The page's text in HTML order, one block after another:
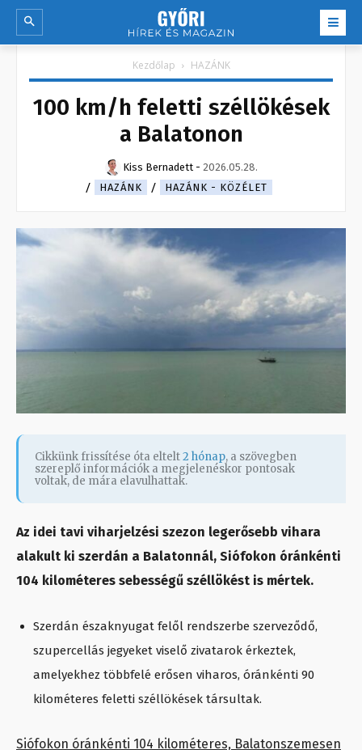
Kezdőlap HAZÁNK
100 km/h feletti széllökések
a Balatonon
Kiss Bernadett - 2026.05.28.
HAZÁNK
HAZÁNK - KÖZÉLET
Cikkünk frissítése óta eltelt2 hónap, a szövegben
szereplő információk a megjelenéskor pontosak
voltak, de mára elavulhattak.
Az idei tavi viharjelzési szezon legerősebb vihara
alakult ki szerdán a Balatonnál, Siófokon óránkénti
104 kilométeres sebességű széllökést is mértek.
Szerdán északnyugat felől rendszerbe szerveződő,
szupercellás jegyeket viselő zivatarok érkeztek,
amelyekhez többfelé erősen viharos, óránkénti 90
kilométeres feletti széllökések társultak.
Siófokon óránkénti 104 kilométeres, Balatonszemesen